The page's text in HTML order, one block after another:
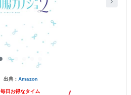
出典： Amazon
毎日お得なタイム